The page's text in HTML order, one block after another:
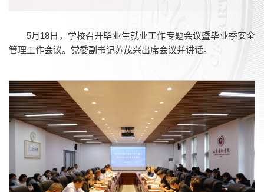
5月18日，学校召开毕业生就业工作专题会议暨毕业季安全
管理工作会议。党委副书记苏茂兴出席会议并讲话。